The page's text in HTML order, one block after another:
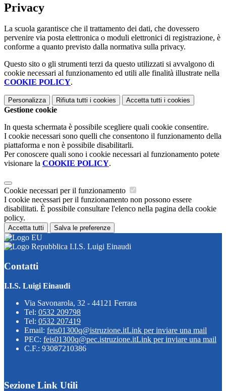
Privacy
La scuola garantisce che il trattamento dei dati, che dovessero
pervenire via posta elettronica o moduli elettronici di registrazione, è
conforme a quanto previsto dalla normativa sulla privacy.
Questo sito o gli strumenti terzi da questo utilizzati si avvalgono di
cookie necessari al funzionamento ed utili alle finalità illustrate nella
COOKIE POLICY.
Personalizza Rifiuta tutti i cookies Accetta tutti i cookies
Gestione cookie
In questa schermata è possibile scegliere quali cookie consentire.
I cookie necessari sono quelli che consentono il funzionamento della
piattaforma e non è possibile disabilitarli.
Per conoscere quali sono i cookie necessari al funzionamento potete
visionare la COOKIE POLICY.
Cookie necessari per il funzionamento
I cookie necessari per il funzionamento non possono essere
disabilitati. È possibile consultare l'elenco nella pagina della cookie
policy.
Accetta tutti Salva le preferenze
I.I.S. Luigi Einaudi
Contatti
I.I.S. Luigi Einaudi
Via Savonarola, 32 - 44121 Ferrara
Tel: 0532 209798
Tel: 0532 207419
Email: feis01300q@istruzione.itLink per inviare una mail
PEC: feis01300q@pec.istruzione.itLink per inviare una mail
C.F.: 93087210386
Sezione Link Utili